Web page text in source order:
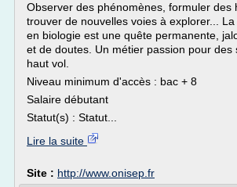
Observer des phénomènes, formuler des
trouver de nouvelles voies à explorer...
en biologie est une quête permanente,
et de doutes. Un métier passion pour des
haut vol.
Niveau minimum d'accès : bac + 8
Salaire débutant
Statut(s) : Statut...
Lire la suite
Site : http://www.onisep.fr